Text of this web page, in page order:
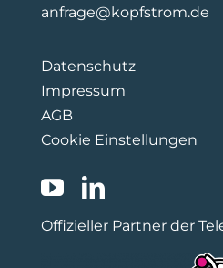
anfrage@kopfstrom.de
Datenschutz
Impressum
AGB
Cookie Einstellungen
Offizieller Partner der